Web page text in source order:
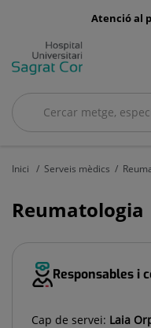
menu-
Atenció al
Cercar
Cercar
Inici Serveis mèdics
Reumatologia
Responsables i
Cap de servei: Laia